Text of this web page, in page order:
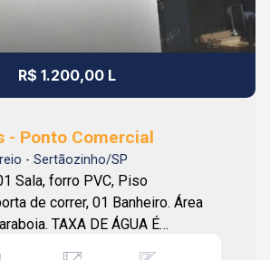
R$ 1.200,00 L
- Ponto Comercial
- Sertãozinho/SP
Sala, forro PVC, Piso
de correr, 01 Banheiro. Área
DE ÁGUA É